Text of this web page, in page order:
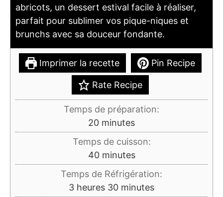
abricots, un dessert estival facile à réaliser,
parfait pour sublimer vos pique-niques et
brunchs avec sa douceur fondante.
Imprimer la recette Pin Recipe
Rate Recipe
Temps de préparation:
20minutes
minutes
Temps de cuisson:
40minutes
minutes
Temps de Réfrigération:
3heures
heures 30minutes
minutes